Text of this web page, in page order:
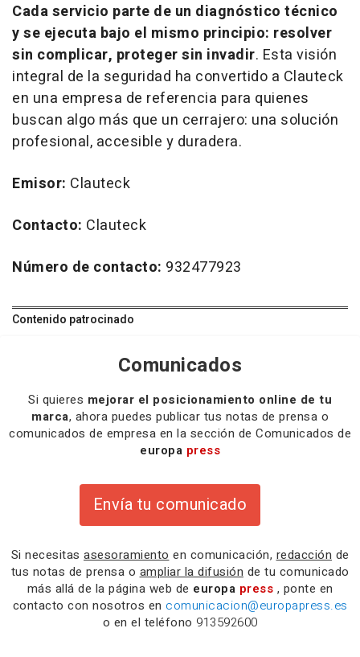
Cada servicio parte de un diagnóstico técnico
y se ejecuta bajo el mismo principio: resolver
sin complicar, proteger sin invadir. Esta visión
integral de la seguridad ha convertido a Clauteck
en una empresa de referencia para quienes
buscan algo más que un cerrajero: una solución
profesional, accesible y duradera.
Emisor: Clauteck
Contacto: Clauteck
Número de contacto: 932477923
Contenido patrocinado
Comunicados
Si quieres mejorar el posicionamiento online de tu
marca, ahora puedes publicar tus notas de prensa o
comunicados de empresa en la sección de Comunicados de
europa press
Envía tu comunicado
Si necesitas asesoramiento en comunicación, redacción de
tus notas de prensa o ampliar la difusión de tu comunicado
más allá de la página web de europa press , ponte en
contacto con nosotros en comunicacion@europapress.es
o en el teléfono 913592600